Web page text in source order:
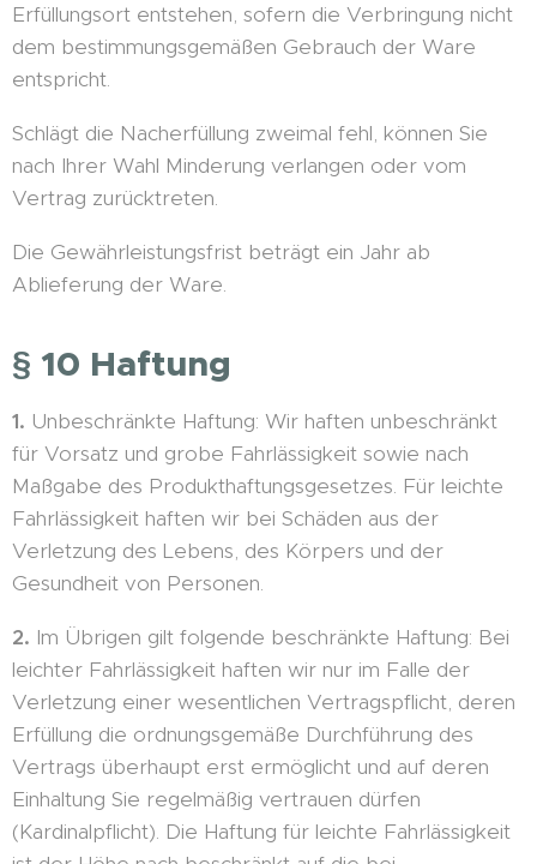
Erfüllungsort entstehen, sofern die Verbringung nicht
dem bestimmungsgemäßen Gebrauch der Ware
entspricht.
Schlägt die Nacherfüllung zweimal fehl, können Sie
nach Ihrer Wahl Minderung verlangen oder vom
Vertrag zurücktreten.
Die Gewährleistungsfrist beträgt ein Jahr ab
Ablieferung der Ware.
§ 10 Haftung
1. Unbeschränkte Haftung: Wir haften unbeschränkt
für Vorsatz und grobe Fahrlässigkeit sowie nach
Maßgabe des Produkthaftungsgesetzes. Für leichte
Fahrlässigkeit haften wir bei Schäden aus der
Verletzung des Lebens, des Körpers und der
Gesundheit von Personen.
2. Im Übrigen gilt folgende beschränkte Haftung: Bei
leichter Fahrlässigkeit haften wir nur im Falle der
Verletzung einer wesentlichen Vertragspflicht, deren
Erfüllung die ordnungsgemäße Durchführung des
Vertrags überhaupt erst ermöglicht und auf deren
Einhaltung Sie regelmäßig vertrauen dürfen
(Kardinalpflicht). Die Haftung für leichte Fahrlässigkeit